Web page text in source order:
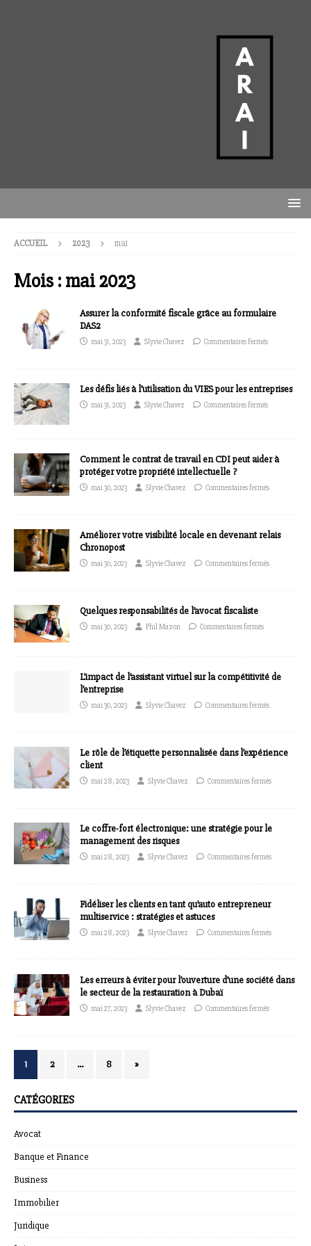
ACCUEIL 2023 mai
Mois :mai 2023
Assurer la conformité fiscale grâce au formulaire
DAS2
mai 31, 2023 Slyvie Chavez Commentaires fermés
Les défis liés à l’utilisation du VIES pour les entreprises
mai 31, 2023 Slyvie Chavez Commentaires fermés
Comment le contrat de travail en CDI peut aider à
protéger votre propriété intellectuelle ?
mai 30, 2023 Slyvie Chavez Commentaires fermés
Améliorer votre visibilité locale en devenant relais
Chronopost
mai 30, 2023 Slyvie Chavez Commentaires fermés
Quelques responsabilités de l’avocat fiscaliste
mai 30, 2023 Phil Mazon Commentaires fermés
L’impact de l’assistant virtuel sur la compétitivité de
l’entreprise
mai 30, 2023 Slyvie Chavez Commentaires fermés
Le rôle de l’étiquette personnalisée dans l’expérience
client
mai 28, 2023 Slyvie Chavez Commentaires fermés
Le coffre-fort électronique: une stratégie pour le
management des risques
mai 28, 2023 Slyvie Chavez Commentaires fermés
Fidéliser les clients en tant qu’auto entrepreneur
multiservice : stratégies et astuces
mai 28, 2023 Slyvie Chavez Commentaires fermés
Les erreurs à éviter pour l’ouverture d’une société dans
le secteur de la restauration à Dubaï
mai 27, 2023 Slyvie Chavez Commentaires fermés
1 2 … 8 »
CATÉGORIES
Avocat
Banque et Finance
Business
Immobilier
Juridique